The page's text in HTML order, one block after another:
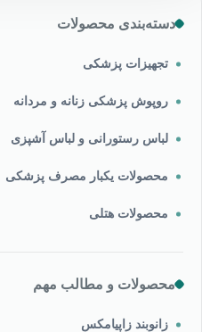
دسته‌بندی محصولات
تجهیزات پزشکی
روپوش پزشکی زنانه و مردانه
لباس رستورانی و لباس آشپزی
محصولات یکبار مصرف پزشکی
محصولات هتلی
محصولات و مطالب مهم
زانوبند زاپیامکس